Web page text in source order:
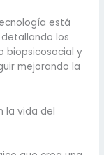
está
los
biopsicosocial y
mejorando la
la vida del